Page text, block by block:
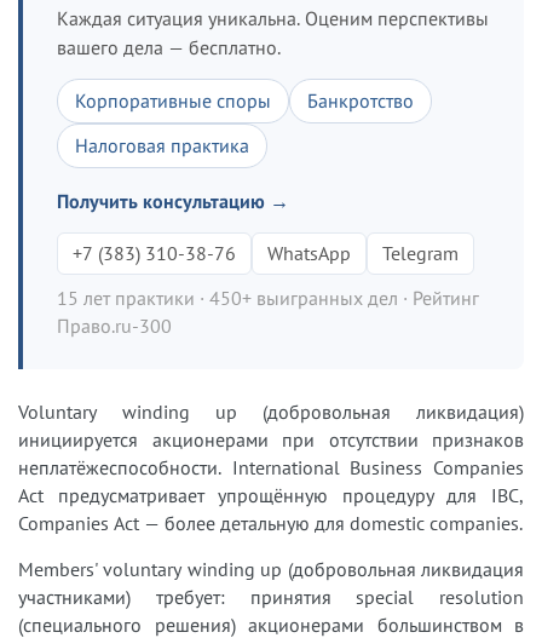
Каждая ситуация уникальна. Оценим перспективы
вашего дела — бесплатно.
Корпоративные споры
Банкротство
Налоговая практика
Получить консультацию →
+7 (383) 310-38-76 WhatsApp
Telegram
15 лет практики · 450+ выигранных дел · Рейтинг
Право.ru-300
Voluntary winding up (добровольная ликвидация)
инициируется акционерами при отсутствии признаков
неплатёжеспособности. International Business Companies
Act предусматривает упрощённую процедуру для IBC,
Companies Act — более детальную для domestic companies.
Members' voluntary winding up (добровольная ликвидация
участниками) требует: принятия special resolution
(специального решения) акционерами большинством в